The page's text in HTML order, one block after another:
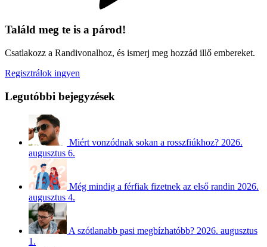
Találd meg te is a párod!
Csatlakozz a Randivonalhoz, és ismerj meg hozzád illő embereket.
Regisztrálok ingyen
Legutóbbi bejegyzések
Miért vonzódnak sokan a rosszfiúkhoz? 2026.
augusztus 6.
Még mindig a férfiak fizetnek az első randin 2026.
augusztus 4.
A szótlanabb pasi megbízhatóbb? 2026. augusztus
1.